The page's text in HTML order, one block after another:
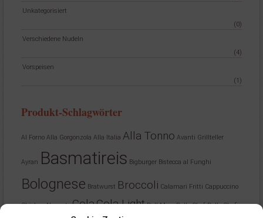
Unkategorisiert
(0)
Verschiedene Nudeln
(4)
Vorspeisen
(1)
Produkt-Schlagwörter
Al Forno Alla Gorgonzola Alla Italia Alla Tonno Avanti Grillteller
Ayran Basmatireis Bigburger Bistecca al Funghi
Bolognese Bratwurst Broccoli Calamari Fritti Cappuccino
Chicken Nuggets ColaCola Light Dell Mare Dello Chef Dello Chefin